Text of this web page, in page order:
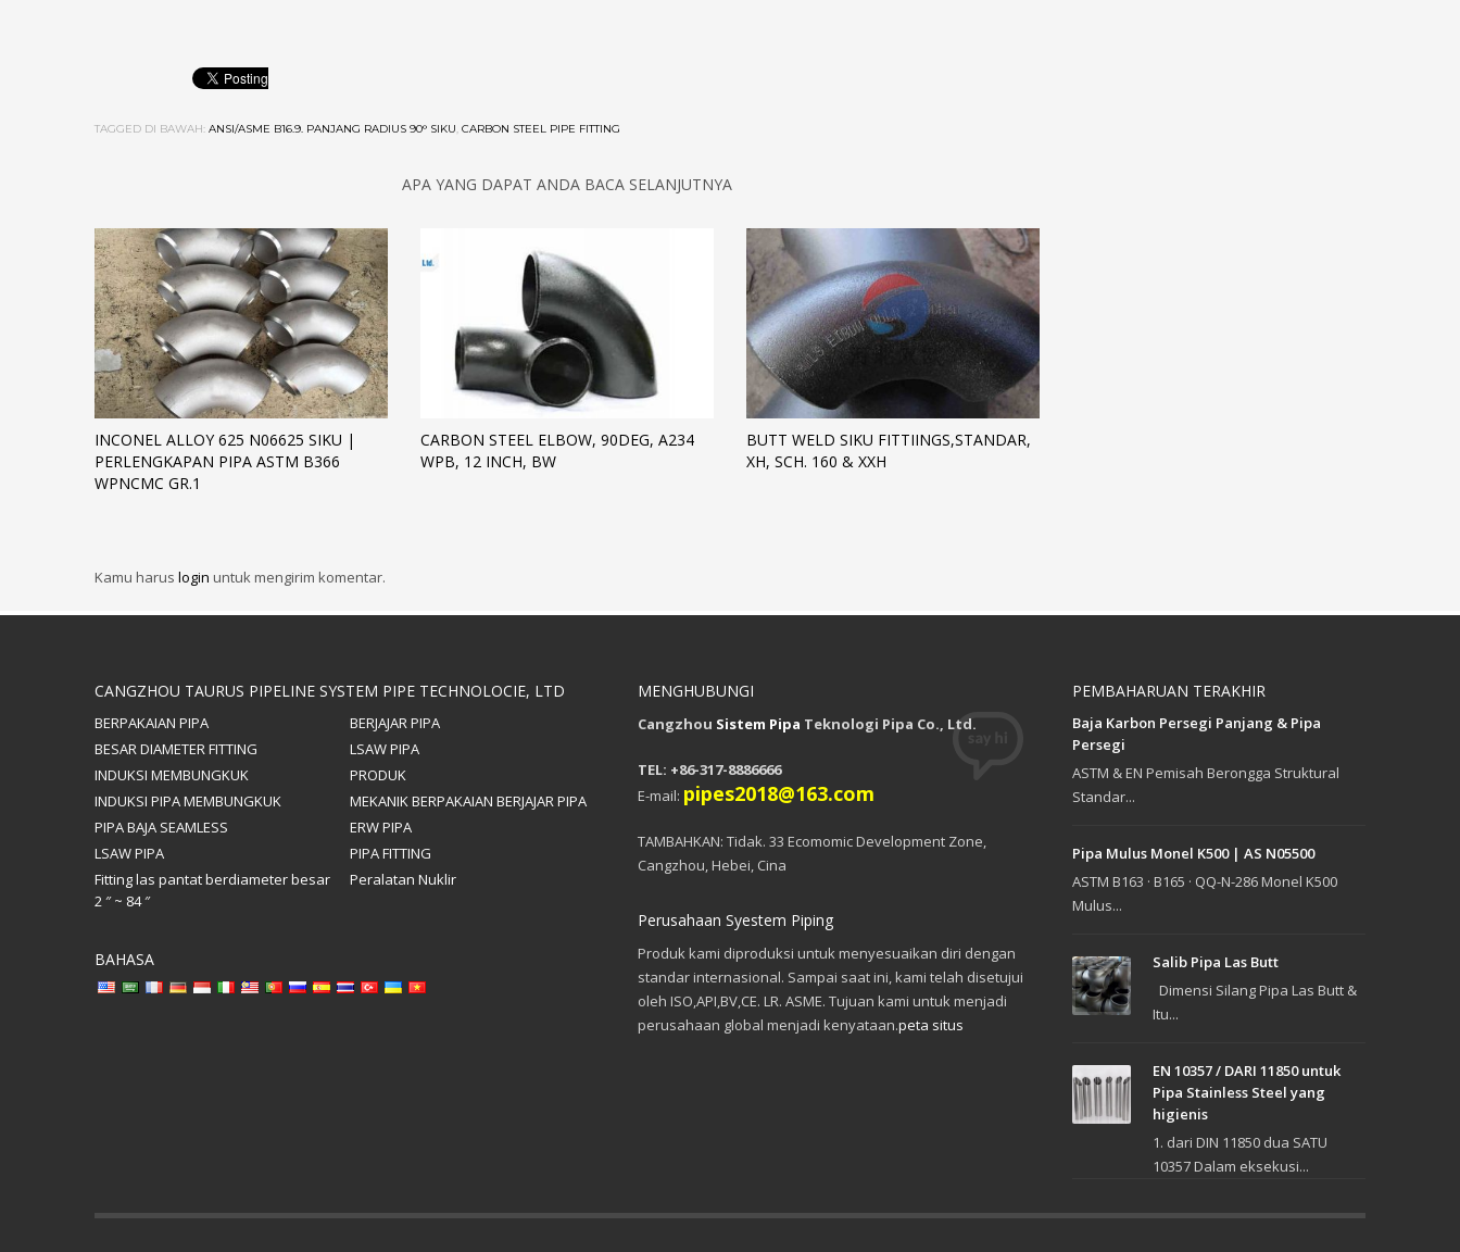
TAGGED DI BAWAH: ANSI/ASME B16.9. PANJANG RADIUS 90° SIKU, CARBON STEEL PIPE FITTING
APA YANG DAPAT ANDA BACA SELANJUTNYA
INCONEL ALLOY 625 N06625 SIKU |
PERLENGKAPAN PIPA ASTM B366
WPNCMC GR.1
CARBON STEEL ELBOW, 90DEG, A234
WPB, 12 INCH, BW
BUTT WELD SIKU FITTIINGS,STANDAR,
XH, SCH. 160 & XXH
Kamu harus login untuk mengirim komentar.
CANGZHOU TAURUS PIPELINE SYSTEM PIPE TECHNOLOCIE, LTD
BERPAKAIAN PIPA
BERJAJAR PIPA
BESAR DIAMETER FITTING
LSAW PIPA
INDUKSI MEMBUNGKUK
PRODUK
INDUKSI PIPA MEMBUNGKUK
MEKANIK BERPAKAIAN BERJAJAR PIPA
PIPA BAJA SEAMLESS
ERW PIPA
LSAW PIPA
PIPA FITTING
Fitting las pantat berdiameter besar
2 ″ ~ 84 ″
Peralatan Nuklir
BAHASA
MENGHUBUNGI
Cangzhou Sistem Pipa Teknologi Pipa Co., Ltd.
TEL: +86-317-8886666
E-mail: pipes2018@163.com
TAMBAHKAN: Tidak. 33 Ecomomic Development Zone,
Cangzhou, Hebei, Cina
Perusahaan Syestem Piping
Produk kami diproduksi untuk menyesuaikan diri dengan
standar internasional. Sampai saat ini, kami telah disetujui
oleh ISO,API,BV,CE. LR. ASME. Tujuan kami untuk menjadi
perusahaan global menjadi kenyataan.peta situs
PEMBAHARUAN TERAKHIR
Baja Karbon Persegi Panjang & Pipa
Persegi
ASTM & EN Pemisah Berongga Struktural
Standar...
Pipa Mulus Monel K500 | AS N05500
ASTM B163 · B165 · QQ-N-286 Monel K500
Mulus...
Salib Pipa Las Butt
Dimensi Silang Pipa Las Butt &
Itu...
EN 10357 / DARI 11850 untuk
Pipa Stainless Steel yang
higienis
1. dari DIN 11850 dua SATU
10357 Dalam eksekusi...